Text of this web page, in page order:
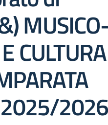
CULTURA
2025/2026